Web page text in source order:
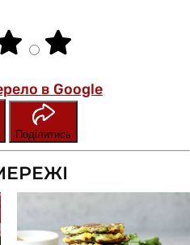
Поділитись